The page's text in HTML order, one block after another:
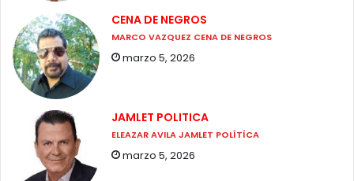
CENA DE NEGROS
MARCO VAZQUEZ CENA DE NEGROS
marzo 5, 2026
JAMLET POLITICA
ELEAZAR AVILA JAMLET POLÍTÍCA
marzo 5, 2026